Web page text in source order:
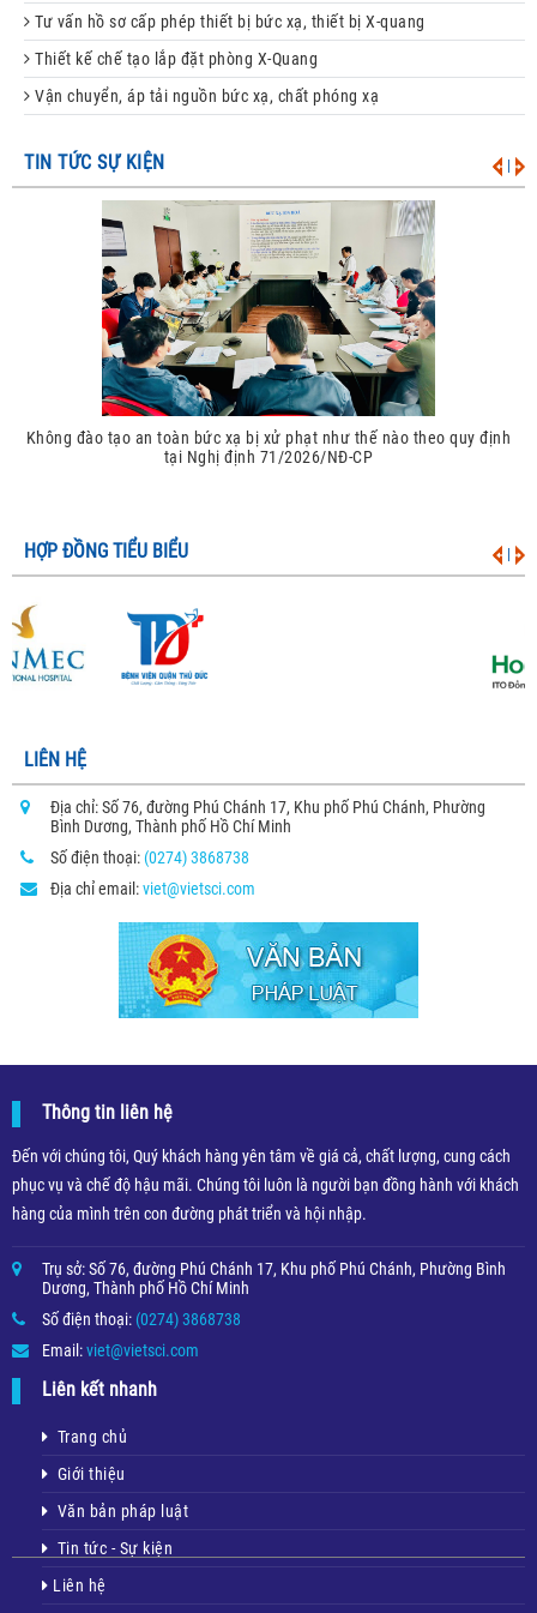
Tư vấn hồ sơ cấp phép thiết bị bức xạ, thiết bị X-quang
Thiết kế chế tạo lắp đặt phòng X-Quang
Vận chuyển, áp tải nguồn bức xạ, chất phóng xạ
TIN TỨC SỰ KIỆN
theo quy định
Xử phạt hành vi không kiểm xạ, không kiểm định
theo Nghị định 71/2026/NĐ-CP
HỢP ĐỒNG TIỂU BIỂU
LIÊN HỆ
Địa chỉ: Số 76, đường Phú Chánh 17, Khu phố Phú Chánh, Phường
Bình Dương, Thành phố Hồ Chí Minh
Số điện thoại: (0274) 3868738
Địa chỉ email:viet@vietsci.com
Thông tin liên hệ
Đến với chúng tôi, Quý khách hàng yên tâm về giá cả, chất lượng, cung cách
phục vụ và chế độ hậu mãi. Chúng tôi luôn là người bạn đồng hành với khách
hàng của mình trên con đường phát triển và hội nhập.
Trụ sở: Số 76, đường Phú Chánh 17, Khu phố Phú Chánh, Phường Bình
Dương, Thành phố Hồ Chí Minh
Số điện thoại: (0274) 3868738
Email:viet@vietsci.com
Liên kết nhanh
Trang chủ
Giới thiệu
Văn bản pháp luật
Tin tức - Sự kiện
Liên hệ